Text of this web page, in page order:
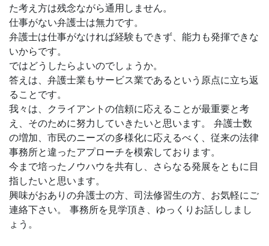
た考え方は残念ながら通用しません。
仕事がない弁護士は無力です。
弁護士は仕事がなければ経験もできず、能力も発揮できな
いからです。
ではどうしたらよいのでしょうか。
答えは、弁護士業もサービス業であるという原点に立ち返
ることです。
我々は、クライアントの信頼に応えることが最重要と考
え、そのために努力していきたいと思います。 弁護士数
の増加、市民のニーズの多様化に応えるべく、従来の法律
事務所と違ったアプローチを模索しております。
今まで培ったノウハウを共有し、さらなる発展をともに目
指したいと思います。
興味がおありの弁護士の方、司法修習生の方、お気軽にご
連絡下さい。 事務所を見学頂き、ゆっくりお話ししまし
ょう。